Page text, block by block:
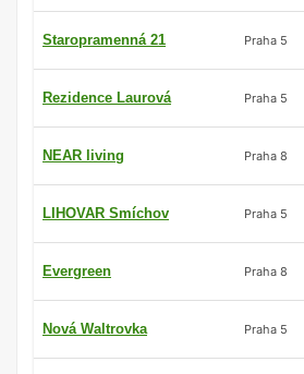
Staropramenná 21 Praha 5
Rezidence Laurová Praha 5
NEAR living Praha 8
LIHOVAR Smíchov Praha 5
Evergreen Praha 8
Nová Waltrovka Praha 5